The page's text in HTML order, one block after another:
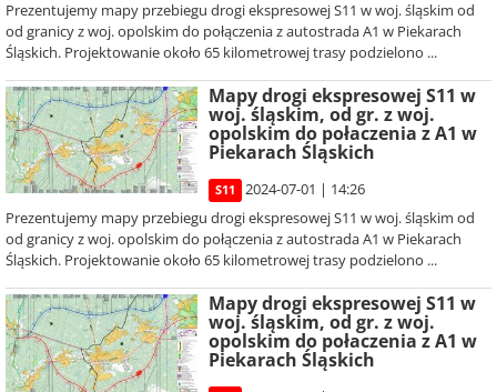
Prezentujemy mapy przebiegu drogi ekspresowej S11 w woj. śląskim od
od granicy z woj. opolskim do połączenia z autostrada A1 w Piekarach
Śląskich. Projektowanie około 65 kilometrowej trasy podzielono ...
Mapy drogi ekspresowej S11 w
woj. śląskim, od gr. z woj.
opolskim do połaczenia z A1 w
Piekarach Śląskich
S11
2024-07-01 | 14:26
Prezentujemy mapy przebiegu drogi ekspresowej S11 w woj. śląskim od
od granicy z woj. opolskim do połączenia z autostrada A1 w Piekarach
Śląskich. Projektowanie około 65 kilometrowej trasy podzielono ...
Mapy drogi ekspresowej S11 w
woj. śląskim, od gr. z woj.
opolskim do połaczenia z A1 w
Piekarach Śląskich